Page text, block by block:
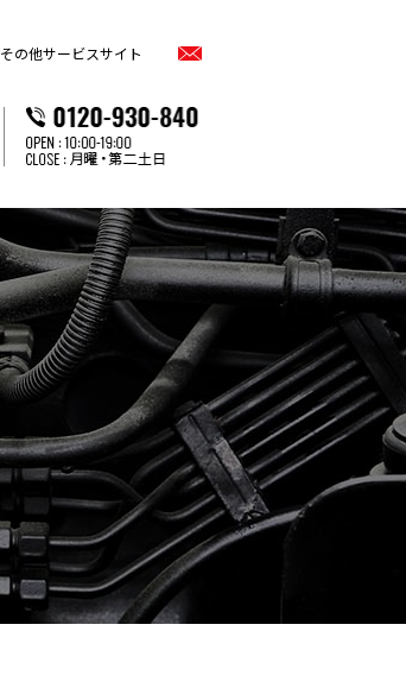
その他サービスサイト